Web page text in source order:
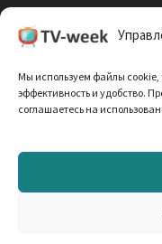
Мы используем файлы cookie,
эффективность и удобство.
соглашаетесь на
Политика
Запрещено
согласования с